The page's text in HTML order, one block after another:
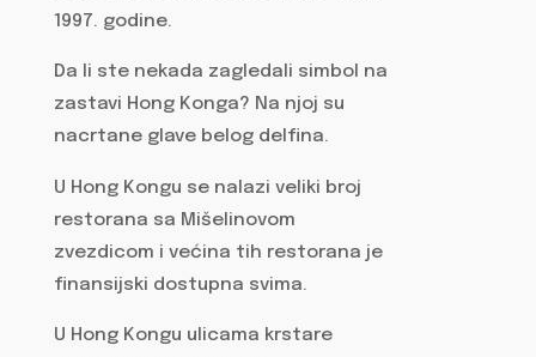
1997. godine.
Da li ste nekada zagledali simbol na
zastavi Hong Konga? Na njoj su
nacrtane glave belog delfina.
U Hong Kongu se nalazi veliki broj
restorana sa Mišelinovom
zvezdicom i većina tih restorana je
finansijski dostupna svima.
U Hong Kongu ulicama krstare